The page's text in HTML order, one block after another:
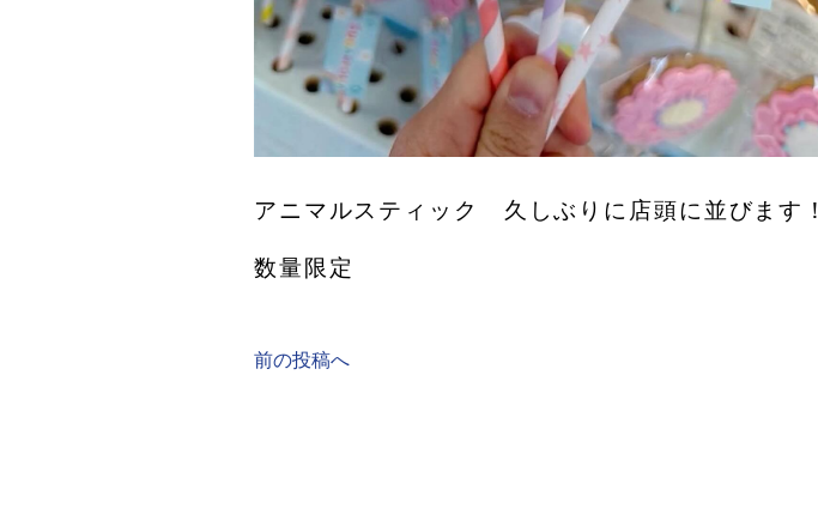
アニマルスティック 久しぶりに店頭に並びます！
数量限定
前の投稿へ